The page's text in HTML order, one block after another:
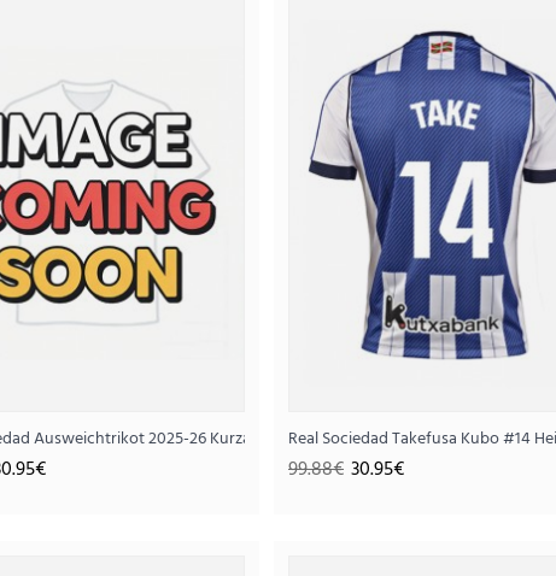
Real Sociedad
Ausweichtrikot 2025-26 Kurzarm Real Sociedad Takefusa Kubo #14
99.88€ 30.95€